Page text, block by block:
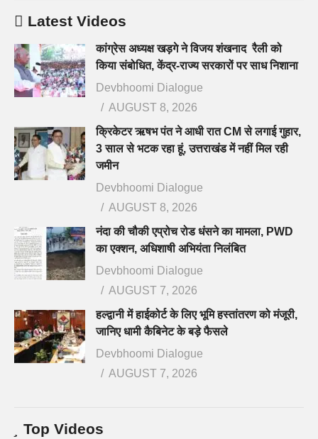
Latest Videos
कांग्रेस अध्यक्ष खड़गे ने विजय शंखनाद रैली को
किया संबोधित, केंद्र-राज्य सरकारों पर साध निशाना
Devbhoomi Dialogue
AUGUST 8, 2026
क्रिकेटर ऋषभ पंत ने आधी रात CM से लगाई गुहार,
3 साल से भटक रहा हूं, उत्तराखंड में नहीं मिल रही
जमीन
Devbhoomi Dialogue
AUGUST 8, 2026
नंदा की चौकी एप्रोच रोड धंसने का मामला, PWD
का एक्शन, अधिशाषी अभियंता निलंबित
Devbhoomi Dialogue
AUGUST 7, 2026
हल्द्वानी में हाईकोर्ट के लिए भूमि हस्तांतरण को मंजूरी,
जानिए धामी कैबिनेट के बड़े फैसले
Devbhoomi Dialogue
AUGUST 7, 2026
Top Videos